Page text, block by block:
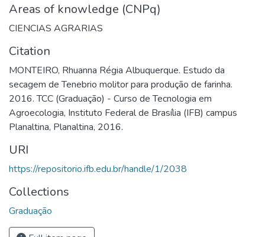
Areas of knowledge (CNPq)
CIENCIAS AGRARIAS
Citation
MONTEIRO, Rhuanna Régia Albuquerque. Estudo da
secagem de Tenebrio molitor para produção de farinha.
2016. TCC (Graduação) - Curso de Tecnologia em
Agroecologia, Instituto Federal de Brasília (IFB) campus
Planaltina, Planaltina, 2016.
URI
https://repositorio.ifb.edu.br/handle/1/2038
Collections
Graduação